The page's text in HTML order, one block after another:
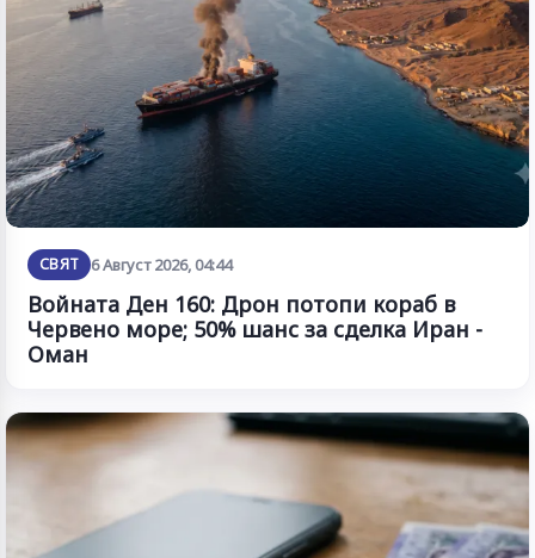
СВЯТ 6 Август 2026, 04:44
Войната Ден 160: Дрон потопи кораб в
Червено море; 50% шанс за сделка Иран -
Оман